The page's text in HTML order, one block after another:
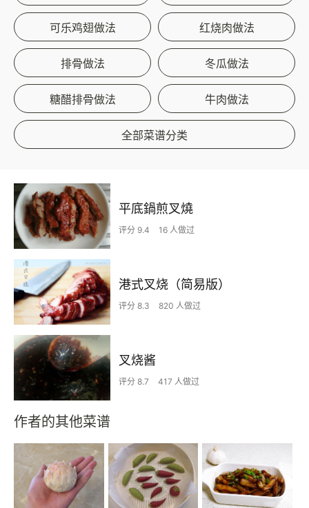
可乐鸡翅做法 红烧肉做法
排骨做法 冬瓜做法
糖醋排骨做法 牛肉做法
全部菜谱分类
平底鍋煎叉燒
评分 9.4 16 人做过
港式叉烧（简易版）
评分 8.3 820 人做过
叉烧酱
评分 8.7 417 人做过
作者的其他菜谱